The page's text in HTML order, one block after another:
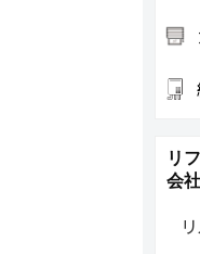
リ
会